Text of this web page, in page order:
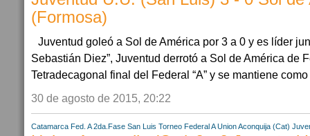
(Formosa)
Juventud goleó a Sol de América por 3 a 0 y es líder
Sebastián Diez”, Juventud derrotó a Sol de América de
Tetradecagonal final del Federal “A” y se mantiene
30 de agosto de 2015, 20:22
Catamarca Fed. A 2da.Fase San Luis Torneo Federal A Union Aconquija (Cat)